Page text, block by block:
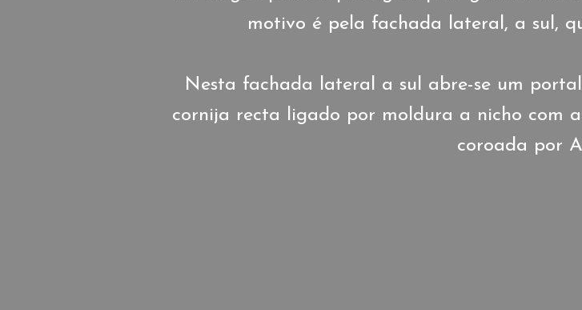
motivo é pela fachada lateral, a sul,
Nesta fachada lateral a sul abre-se um
cornija recta ligado por moldura a nicho com
coroada por